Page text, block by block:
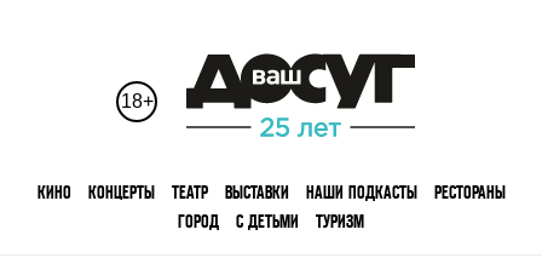
18+
КИНО КОНЦЕРТЫ ТЕАТР ВЫСТАВКИ НАШИ ПОДКАСТЫ
РЕСТОРАНЫ
ГОРОД
С ДЕТЬМИ ТУРИЗМ